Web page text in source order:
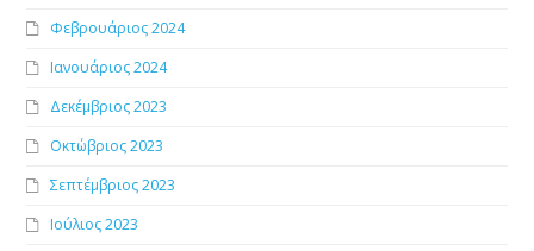
Φεβρουάριος 2024
Ιανουάριος 2024
Δεκέμβριος 2023
Οκτώβριος 2023
Σεπτέμβριος 2023
Ιούλιος 2023